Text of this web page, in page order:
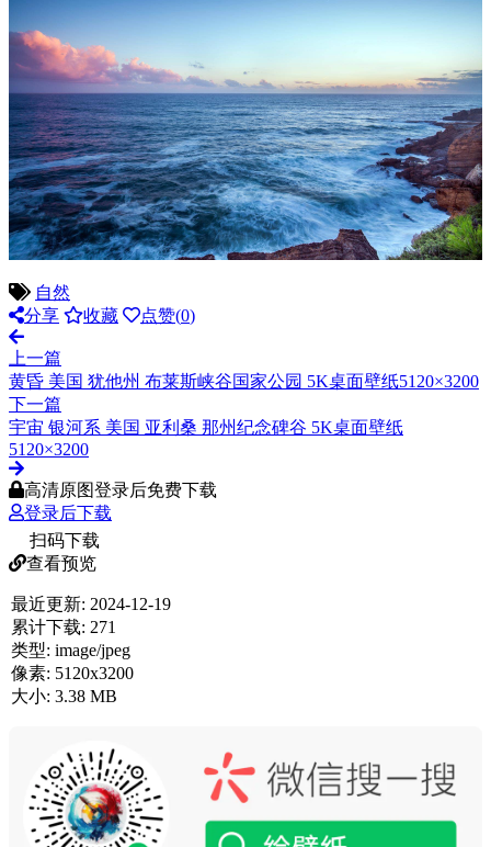
自然
分享
收藏 点赞(0)
上一篇
黄昏 美国 犹他州 布莱斯峡谷国家公园 5K桌面壁纸5120×3200
下一篇
宇宙 银河系 美国 亚利桑 那州纪念碑谷 5K桌面壁纸
5120×3200
高清原图登录后免费下载
登录后下载
扫码下载
查看预览
最近更新: 2024-12-19
累计下载: 271
类型: image/jpeg
像素: 5120x3200
大小: 3.38 MB